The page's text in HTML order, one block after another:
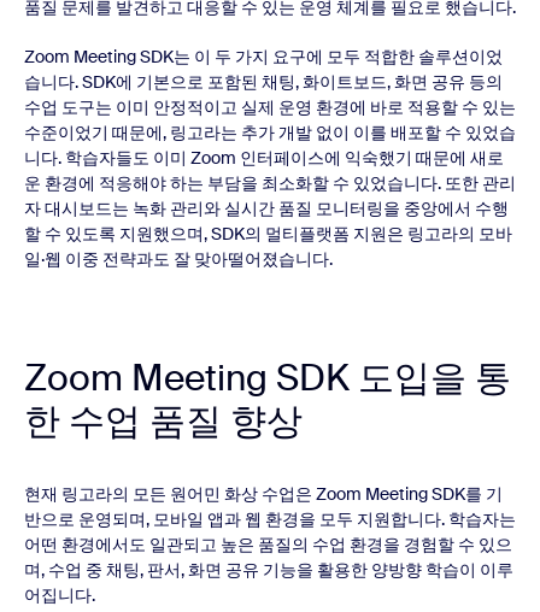
품질 문제를 발견하고 대응할 수 있는 운영 체계를 필요로 했습니다.
Zoom Meeting SDK는 이 두 가지 요구에 모두 적합한 솔루션이었
습니다. SDK에 기본으로 포함된 채팅, 화이트보드, 화면 공유 등의
수업 도구는 이미 안정적이고 실제 운영 환경에 바로 적용할 수 있는
수준이었기 때문에, 링고라는 추가 개발 없이 이를 배포할 수 있었습
니다. 학습자들도 이미 Zoom 인터페이스에 익숙했기 때문에 새로
운 환경에 적응해야 하는 부담을 최소화할 수 있었습니다. 또한 관리
자 대시보드는 녹화 관리와 실시간 품질 모니터링을 중앙에서 수행
할 수 있도록 지원했으며, SDK의 멀티플랫폼 지원은 링고라의 모바
일·웹 이중 전략과도 잘 맞아떨어졌습니다.
Zoom Meeting SDK 도입을 통
한 수업 품질 향상
현재 링고라의 모든 원어민 화상 수업은 Zoom Meeting SDK를 기
반으로 운영되며, 모바일 앱과 웹 환경을 모두 지원합니다. 학습자는
어떤 환경에서도 일관되고 높은 품질의 수업 환경을 경험할 수 있으
며, 수업 중 채팅, 판서, 화면 공유 기능을 활용한 양방향 학습이 이루
어집니다.